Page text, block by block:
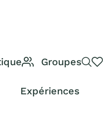
Groupes
Expériences